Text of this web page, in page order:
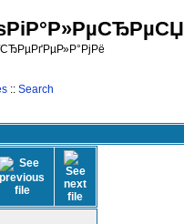
:: Search